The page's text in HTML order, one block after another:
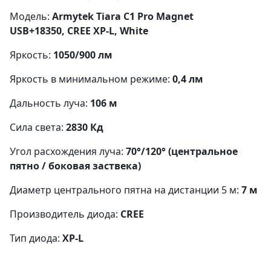
Модель: Armytek Tiara C1 Pro Magnet
USB+18350, CREE XP-L, White
Яркость: 1050/900 лм
Яркость в минимальном режиме: 0,4 лм
Дальность луча: 106 м
Сила света: 2830 Кд
Угол расхождения луча: 70°/120° (центральное
пятно / боковая заствека)
Диаметр центрального пятна на дистанции 5 м: 7 м
Производитель диода: CREE
Тип диода: XP-L